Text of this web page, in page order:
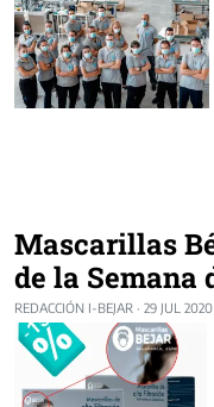
Mascarillas
de la Semana
REDACCIÓN I-BEJAR · 29 JUL